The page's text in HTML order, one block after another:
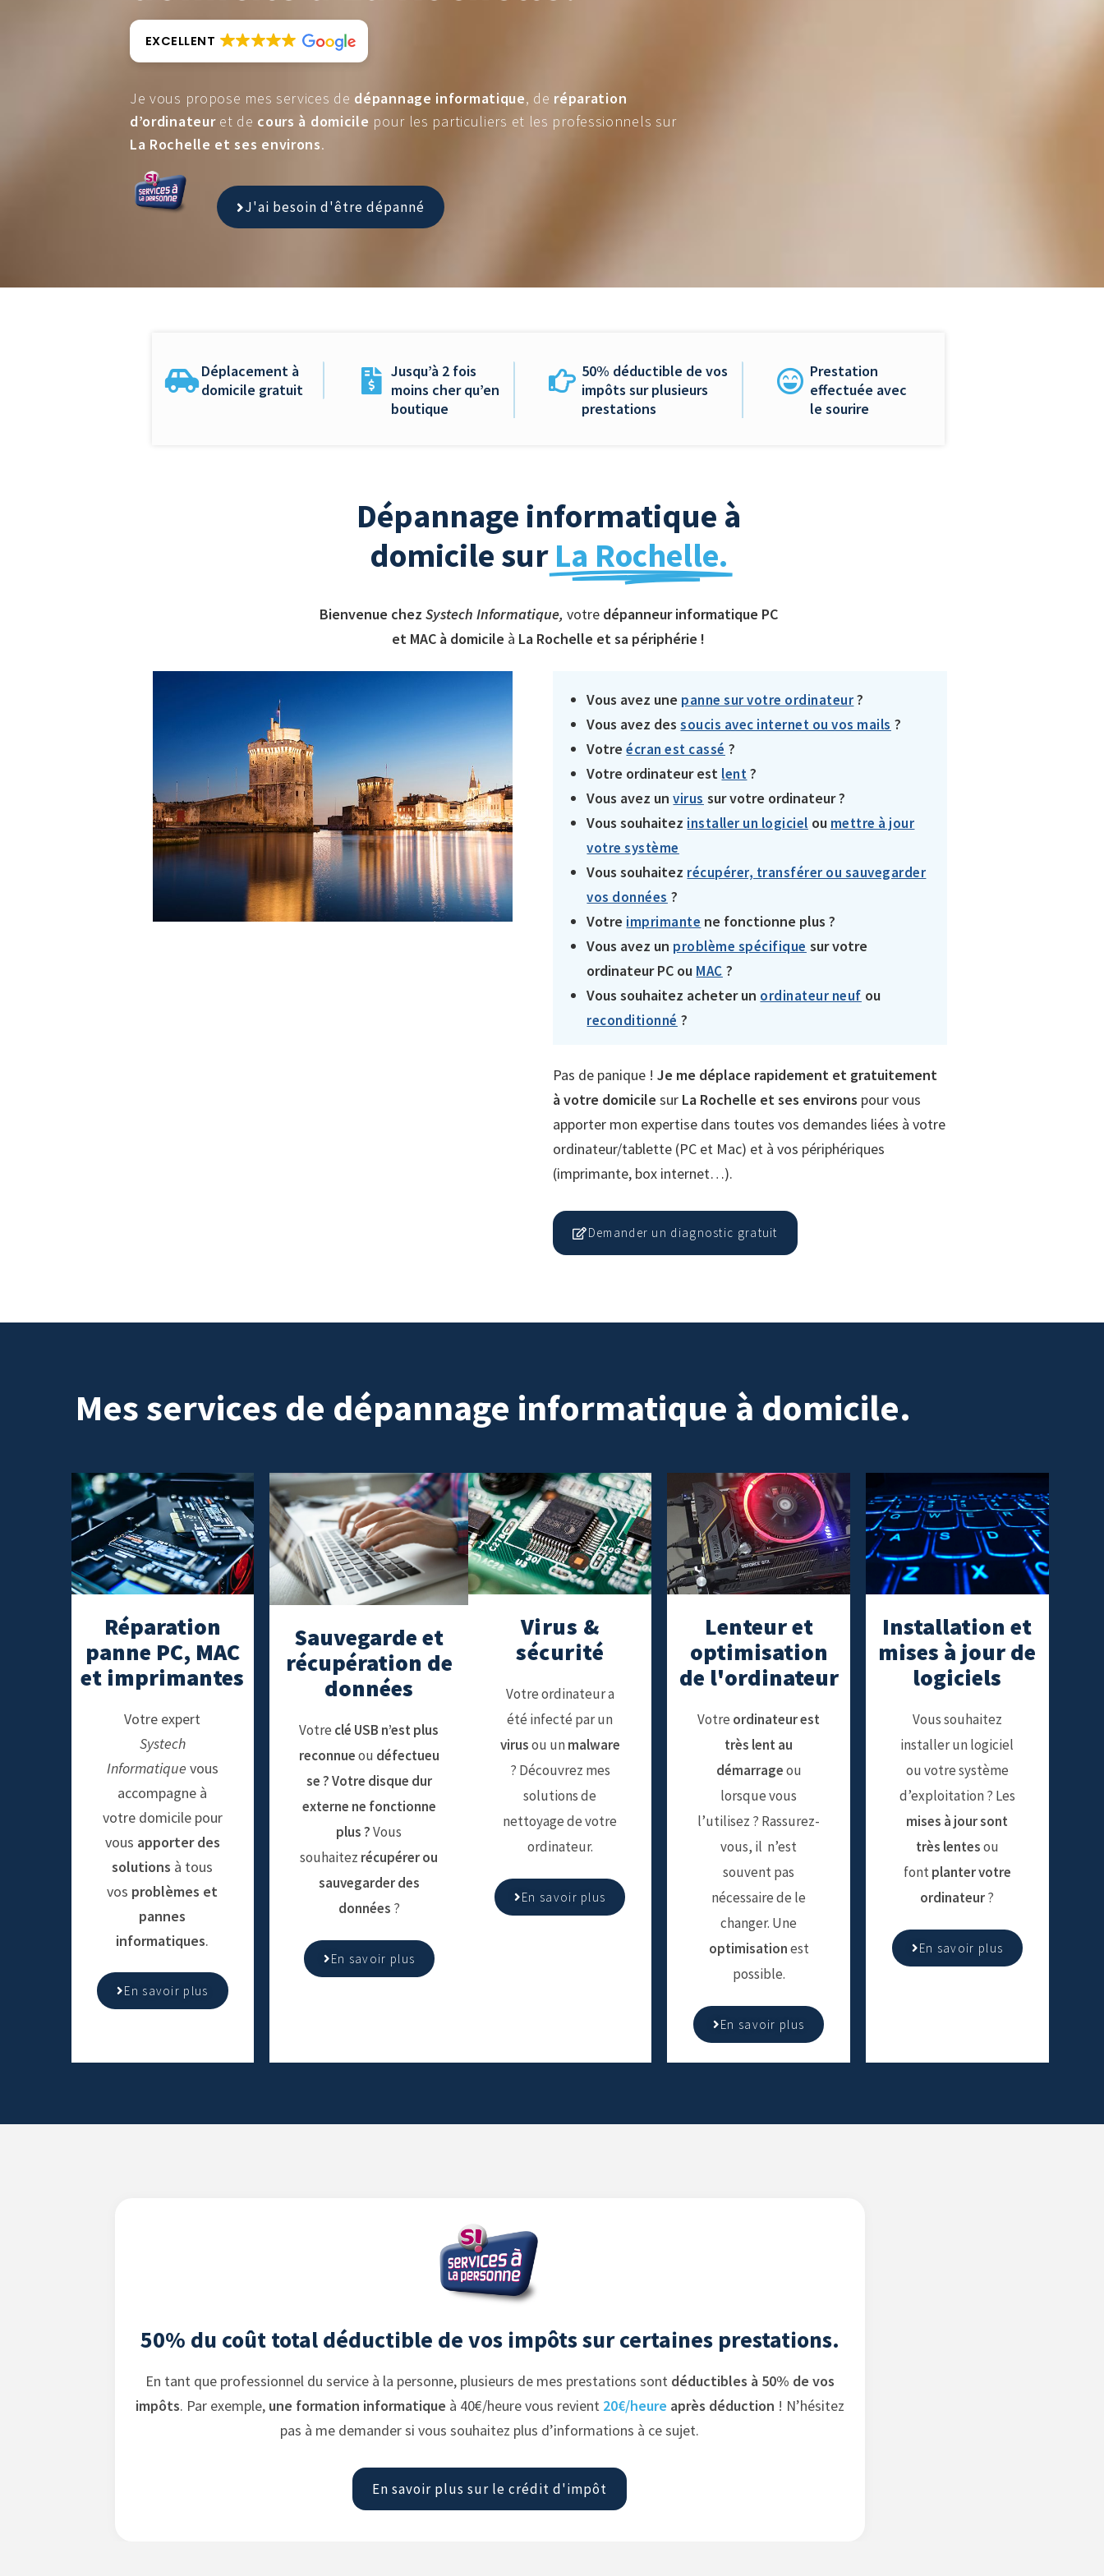
EXCELLENT
Je vous propose mes services de dépannage informatique, de réparation
d’ordinateuret de cours à domicile pour les particuliers et les professionnels sur
La Rochelle et ses environs.
J'ai besoin d'être dépanné
Déplacement à
domicile gratuit
Jusqu’à 2 fois
moins cher qu’en
boutique
50% déductible de vos
impôts sur plusieurs
prestations
Prestation
effectuée avec
le sourire
Dépannage informatique à
domicile sur La Rochelle.
Bienvenue chez Systech Informatique, votre dépanneurinformatique PC
et MAC à domicile à La Rochelle et sa périphérie !
Vous avez une panne sur votre ordinateur?
Vous avez dessoucis avec internet ou vos mails ?
Votreécran est cassé ?
Votre ordinateur est lent?
Vous avez unvirus sur votre ordinateur ?
Vous souhaitez installer un logiciel ou mettre à jour
votre système
Vous souhaitez récupérer, transférer ou sauvegarder
vos données ?
Votre imprimante ne fonctionne plus ?
Vous avez un problème spécifique sur votre
ordinateur PC ou MAC ?
Vous souhaitez acheter un ordinateur neuf ou
reconditionné ?
Pas de panique ! Je me déplace rapidement et gratuitement
à votre domicile sur La Rochelle et ses environs pourvous
apporter mon expertise dans toutes vos demandes liées à votre
ordinateur/tablette (PC et Mac) et à vos périphériques
(imprimante, box internet…).
Demander un diagnostic gratuit
Mes services de dépannage informatique à domicile.
Réparation
panne PC, MAC
et imprimantes
Votre expert
Systech
Informatique vous
accompagne à
votre domicile pour
vous apporter des
solutions à tous
vos problèmes et
pannes
informatiques.
En savoir plus
Sauvegarde et
récupération de
données
Votre clé USB n’est plus
reconnueou défectueu
se ? Votre disque dur
externe ne fonctionne
plus ?Vous
souhaitez récupérer ou
sauvegarder des
données ?
En savoir plus
Virus &
sécurité
Votre ordinateur a
été infecté par un
virusou un malware
? Découvrez mes
solutions de
nettoyage de votre
ordinateur.
En savoir plus
Lenteur et
optimisation
de l'ordinateur
Votre ordinateur est
très lent au
démarrageou
lorsque vous
l’utilisez ? Rassurez-
vous, il n’est
souvent pas
nécessaire de le
changer. Une
optimisationest
possible.
En savoir plus
Installation et
mises à jour de
logiciels
Vous souhaitez
installer un logiciel
ou votre système
d’exploitation ? Les
mises à jour sont
très lentesou
fontplanter votre
ordinateur?
En savoir plus
50% du coût total déductible de vos impôts sur certaines prestations.
En tant que professionnel du service à la personne, plusieurs de mes prestations sont déductibles à 50% de vos
impôts. Par exemple, une formation informatique à 40€/heure vous revient 20€/heure après déduction ! N’hésitez
pas à me demander si vous souhaitez plus d’informations à ce sujet.
En savoir plus sur le crédit d'impôt